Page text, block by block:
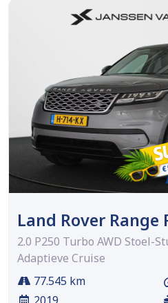
Land Rover Range
2.0 P250 Turbo AWD Stoel-
Adaptieve Cruise
77.545 km